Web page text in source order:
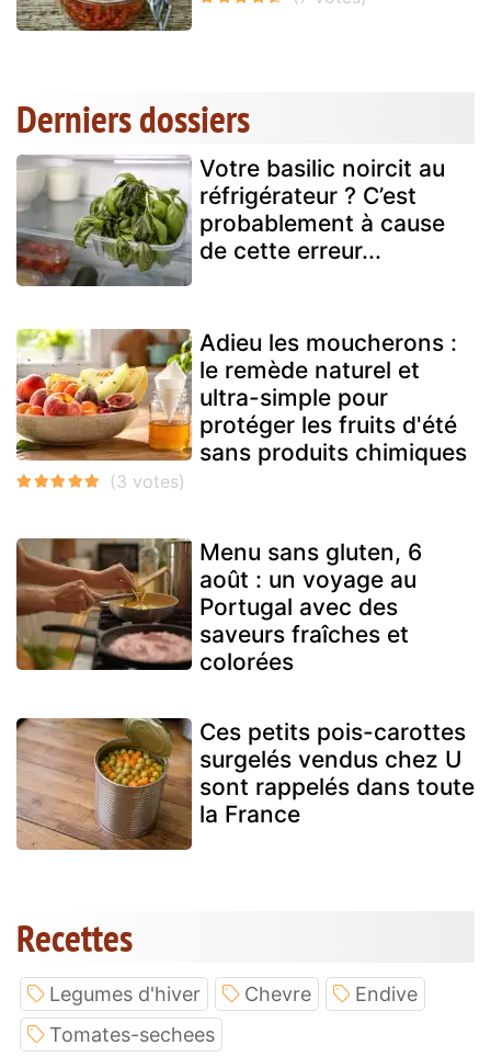
Derniers dossiers
Votre basilic noircit au
réfrigérateur ? C’est
probablement à cause
de cette erreur...
Adieu les moucherons :
le remède naturel et
ultra-simple pour
protéger les fruits d'été
sans produits chimiques
Menu sans gluten, 6
août : un voyage au
Portugal avec des
saveurs fraîches et
colorées
Ces petits pois-carottes
surgelés vendus chez U
sont rappelés dans toute
la France
Recettes
Legumes d'hiver Chevre
Endive
Tomates-sechees